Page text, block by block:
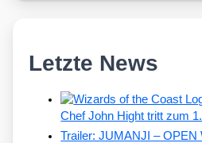
Letzte News
Chef John Hight tritt zum
Trailer: JUMANJI – OPEN